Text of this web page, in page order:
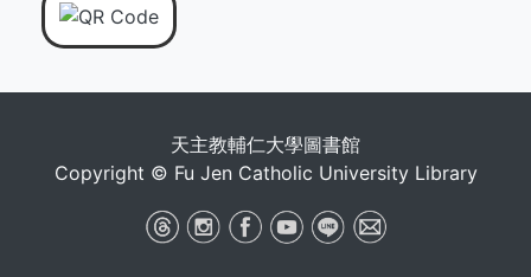
天主教輔仁大學圖書館
Copyright © Fu Jen Catholic University Library